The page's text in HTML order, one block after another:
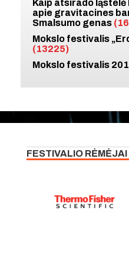
Kaip atsirado ląstelė
apie gravitacines
Smalsumo genas
Mokslo festivalis
(13225)
Mokslo festivalis
FESTIVALIO RĖMĖJAI